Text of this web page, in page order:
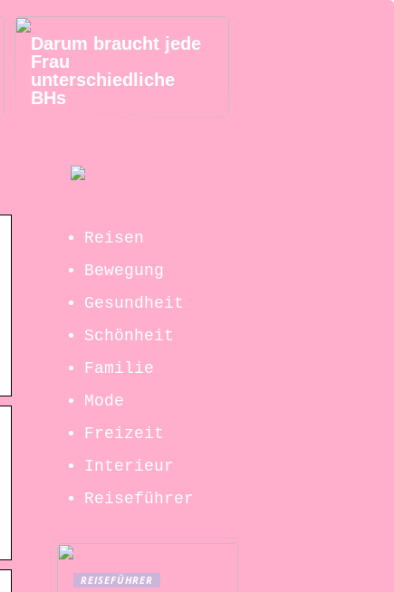
Darum braucht jede
Frau
unterschiedliche
BHs
Reisen
Bewegung
Gesundheit
Schönheit
Familie
Mode
Freizeit
Interieur
Reiseführer
REISEFÜHRER